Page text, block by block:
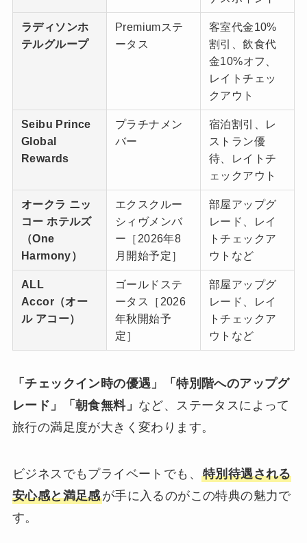
ラディソンホ
テルグループ
Premiumステ
ータス
客室代金10%
割引、飲食代
金10%オフ、
レイトチェッ
クアウト
Seibu Prince
Global
Rewards
プラチナメン
バー
宿泊割引、レ
ストラン優
待、レイトチ
ェックアウト
オークラ ニッ
コー ホテルズ
（One
Harmony）
エクスクルー
シィヴメンバ
ー［2026年8
月開始予定］
部屋アップグ
レード、レイ
トチェックア
ウトなど
ALL
Accor（オー
ル アコー）
ゴールドステ
ータス［2026
年秋開始予
定］
部屋アップグ
レード、レイ
トチェックア
ウトなど
「チェックイン時の優遇」「特別階へのアップグ
レード」「朝食無料」 など、ステータスによって
旅行の満足度が大きく変わります。
ビジネスでもプライベートでも、 特別待遇される
安心感と満足感が手に入るのがこの特典の魅力で
す。